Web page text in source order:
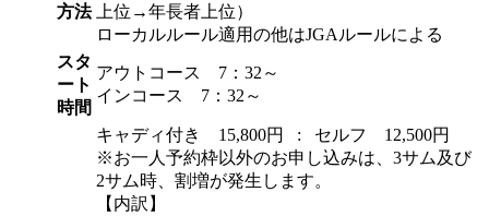
方法 上位→年長者上位）
ローカルルール適用の他はJGAルールによる
スタ
ート
時間
アウトコース 7：32～
インコース 7：32～
キャディ付き 15,800円 : セルフ 12,500円
※お一人予約枠以外のお申し込みは、3サム及び
2サム時、割増が発生します。
【内訳】